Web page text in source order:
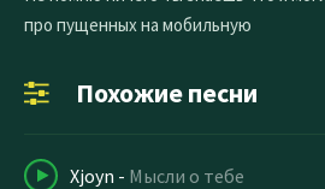
про пущенных на мобильную
Похожие песни
Xjoyn - Мысли о тебе